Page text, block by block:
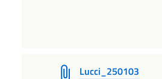
Lucci_250103